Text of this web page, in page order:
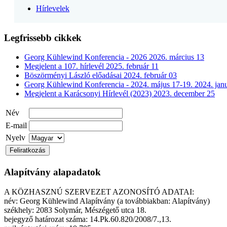
Hírlevelek
Legfrissebb cikkek
Georg Kühlewind Konferencia - 2026 2026. március 13
Megjelent a 107. hírlevél 2025. február 11
Böszörményi László előadásai 2024. február 03
Georg Kühlewind Konferencia - 2024. május 17-19. 2024.
Megjelent a Karácsonyi Hírlevél (2023) 2023. december 25
Név
E-mail
Nyelv
Alapítvány alapadatok
A KÖZHASZNÚ SZERVEZET AZONOSÍTÓ ADATAI:
név: Georg Kühlewind Alapítvány (a továbbiakban: Alapítvány)
székhely: 2083 Solymár, Mészégető utca 18.
bejegyző határozat száma: 14.Pk.60.820/2008/7.,13.